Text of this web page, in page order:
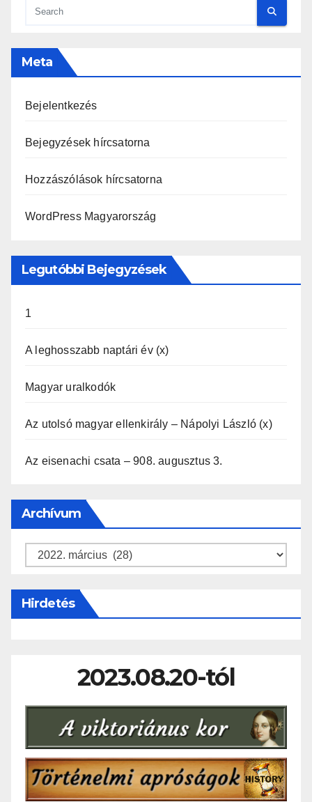
Meta
Bejelentkezés
Bejegyzések hírcsatorna
Hozzászólások hírcsatorna
WordPress Magyarország
Legutóbbi Bejegyzések
1
A leghosszabb naptári év (x)
Magyar uralkodók
Az utolsó magyar ellenkirály – Nápolyi László (x)
Az eisenachi csata – 908. augusztus 3.
Archívum
Archívum
Hirdetés
2023.08.20-tól